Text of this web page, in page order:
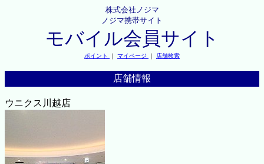
株式会社ノジマ
ノジマ携帯サイト
モバイル会員サイト
ポイント ｜ マイページ ｜ 店舗検索
店舗情報
ウニクス川越店